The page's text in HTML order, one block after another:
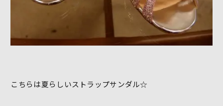
こちらは夏らしいストラップサンダル☆